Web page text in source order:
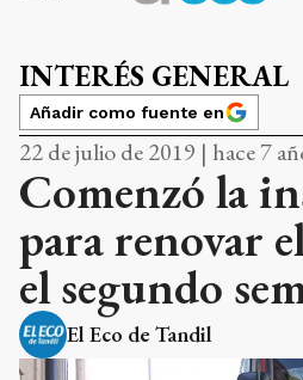
INTERÉS GENERAL
Añadir como fuente en
22 de julio de 2019 | hace 7
Comenzó la
para renovar
el segundo
El Eco de Tandil